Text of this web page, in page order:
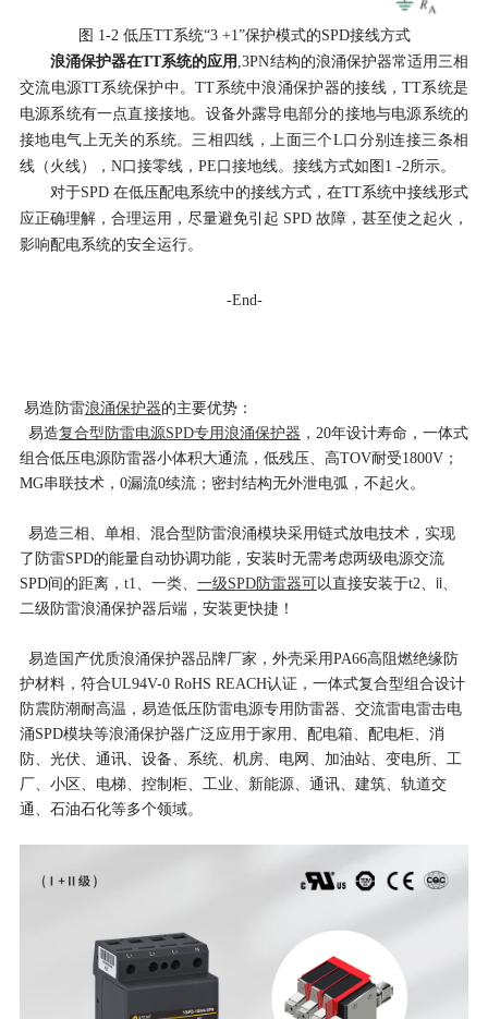
图 1-2 低压TT系统“3 +1”保护模式的SPD接线方式
浪涌保护器在TT系统的应用 ,3PN结构的浪涌保护器常适用三相
交流电源TT系统保护中。TT系统中浪涌保护器的接线，TT系统是
电源系统有一点直接接地。设备外露导电部分的接地与电源系统的
接地电气上无关的系统。三相四线，上面三个L口分别连接三条相
线（火线），N口接零线，PE口接地线。接线方式如图1 -2所示。
对于SPD 在低压配电系统中的接线方式，在TT系统中接线形式
应正确理解，合理运用，尽量避免引起 SPD 故障，甚至使之起火，
影响配电系统的安全运行。
-End-
易造防雷浪涌保护器的主要优势：
易造复合型防雷电源SPD专用浪涌保护器 ，20年设计寿命，一体式
组合低压电源防雷器小体积大通流，低残压、高TOV耐受1800V；
MG串联技术，0漏流0续流；密封结构无外泄电弧，不起火。
易造三相、单相、混合型防雷浪涌模块采用链式放电技术，实现
了防雷SPD的能量自动协调功能，安装时无需考虑两级电源交流
SPD间的距离， t1、一类、 一级SPD防雷器可 以直接安装于t2、 ii、
二级防雷浪涌保护器后端，安装更快捷！
易造国产优质浪涌保护器品牌厂家，外壳采用PA66高阻燃绝缘防
护材料，符合UL94V-0 RoHS REACH认证，一体式复合型组合设计
防震防潮耐高温，易造低压防雷电源专用防雷器、交流雷电雷击电
涌SPD模块等浪涌保护器广泛应用于家用、配电箱、配电柜、消
防、光伏、通讯、设备、系统、机房、电网、加油站、变电所、工
厂、小区、电梯、控制柜、工业、新能源、通讯、建筑、轨道交
通、石油石化等多个领域。